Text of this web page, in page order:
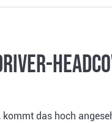
kommt das hoch